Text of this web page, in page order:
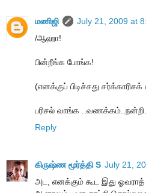
மணிஜி
July 21, 2009 at
/ஆஹா!
பின்றீங்க போங்க!
(எனக்குப் பிடிச்சது
பரிசல் வாங்க ..வணக்கம்..நன்றி..
Reply
கிருஷ்ண மூர்த்தி S July 21,
அட, எனக்கும் கூட இது ஓவராத்